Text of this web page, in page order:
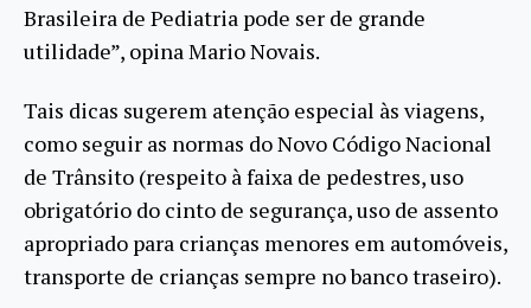
Brasileira de Pediatria pode ser de grande
utilidade”, opina Mario Novais.
Tais dicas sugerem atenção especial às viagens,
como seguir as normas do Novo Código Nacional
de Trânsito (respeito à faixa de pedestres, uso
obrigatório do cinto de segurança, uso de assento
apropriado para crianças menores em automóveis,
transporte de crianças sempre no banco traseiro).